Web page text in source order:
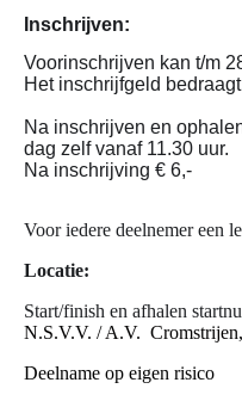
Inschrijven:
Voorinschrijven kan t/m
Het inschrijfgeld
Na inschrijven en
dag zelf vanaf 11.30 uur.
Na inschrijving € 6,-
Voor iedere deelnemer een
Locatie:
Start/finish en afhalen
N.S.V.V. / A.V. Cromstrijen,
Deelname op eigen risico